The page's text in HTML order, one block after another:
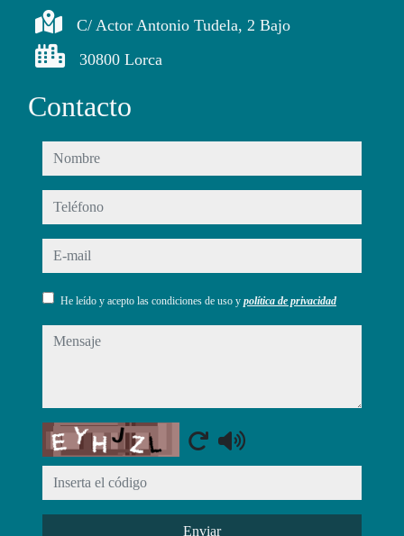
C/ Actor Antonio Tudela, 2 Bajo
30800 Lorca
Contacto
nombre
teléfono
e-mail
He leído y acepto las condiciones de uso y política de privacidad
mensaje
Captcha
Enviar